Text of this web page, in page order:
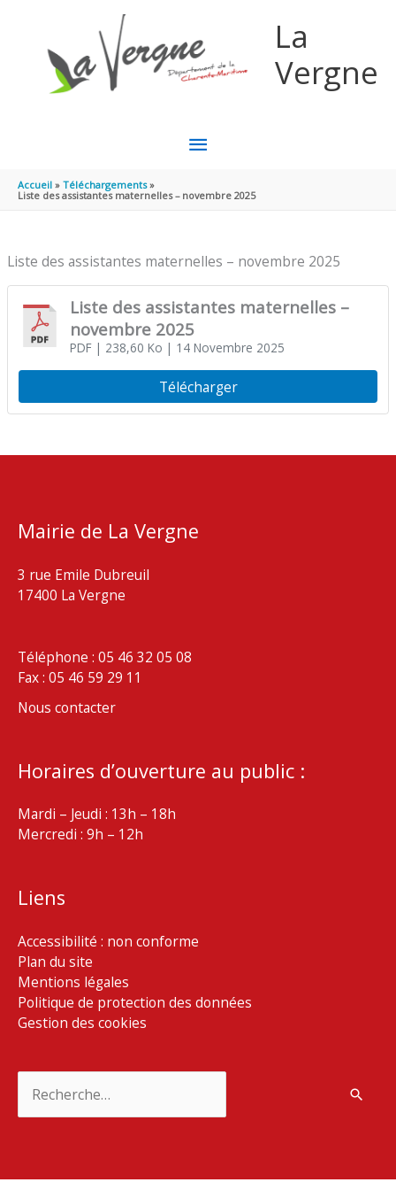
La
Vergne
MENU
PRINCIPAL
Accueil
Téléchargements
Liste des assistantes maternelles – novembre 2025
Liste des assistantes maternelles – novembre 2025
Liste des assistantes maternelles –
novembre 2025
PDF| 238,60 Ko | 14 Novembre 2025
Télécharger
Mairie de La Vergne
3 rue Emile Dubreuil
17400 La Vergne
Téléphone : 05 46 32 05 08
Fax : 05 46 59 29 11
Nous contacter
Horaires d’ouverture au public :
Mardi – Jeudi : 13h – 18h
Mercredi : 9h – 12h
Liens
Accessibilité : non conforme
Plan du site
Mentions légales
Politique de protection des données
Gestion des cookies